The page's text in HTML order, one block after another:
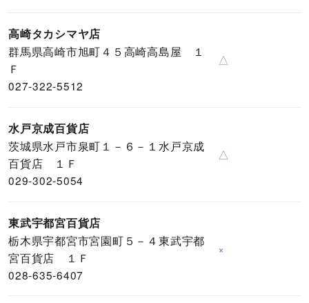
高崎タカシマヤ店
群馬県高崎市旭町４５高崎高島屋 １
Ｆ
027-322-5512
△
水戸京成百貨店
茨城県水戸市泉町１－６－１水戸京成
百貨店 １Ｆ
029-302-5054
△
東武宇都宮百貨店
栃木県宇都宮市宮園町５－４東武宇都
宮百貨店 １Ｆ
028-635-6407
×